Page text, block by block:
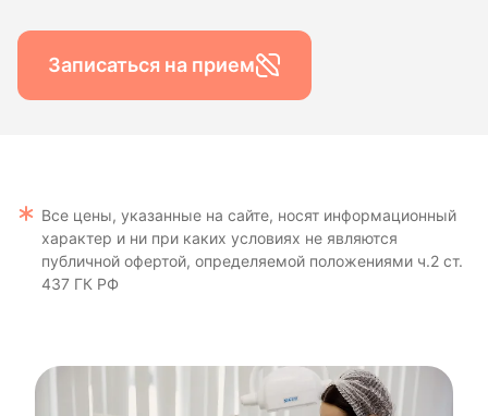
Записаться на прием
Все цены, указанные на сайте, носят информационный
характер и ни при каких условиях не являются
публичной офертой, определяемой положениями ч.2 ст.
437 ГК РФ